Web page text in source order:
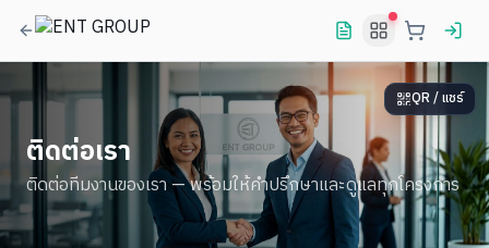
ติดต่อเรา
ติดต่อทีมงานของเรา — พร้อมให้คำปรึกษาและดูแลทุกโครงการ
QR / แชร์